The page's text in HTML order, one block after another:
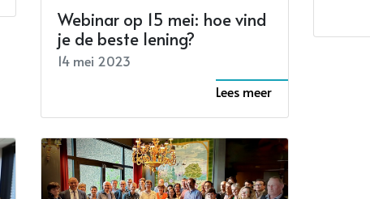
Webinar op 15 mei: hoe vind
je de beste lening?
14 mei 2023
Lees meer